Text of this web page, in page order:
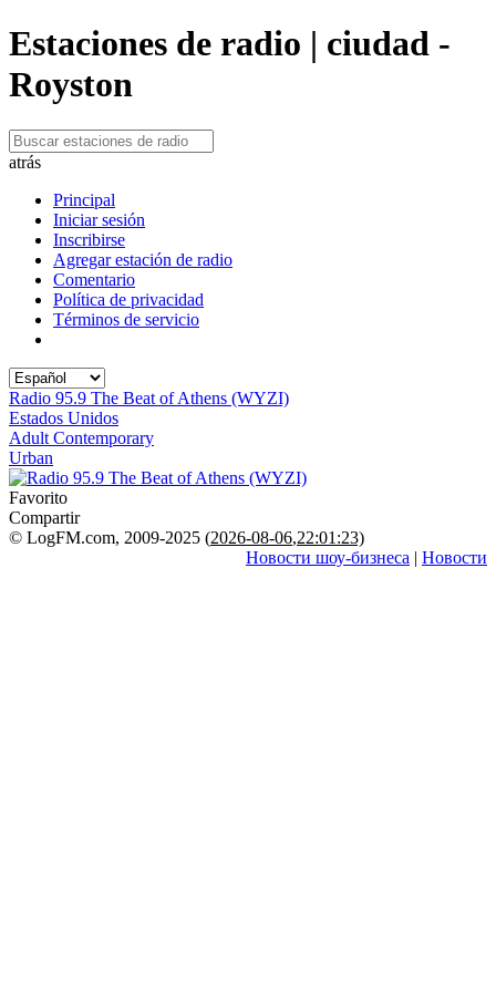
Estaciones de radio | ciudad -
Royston
atrás
Principal
Iniciar sesión
Inscribirse
Agregar estación de radio
Comentario
Política de privacidad
Términos de servicio
Radio 95.9 The Beat of Athens (WYZI)
Estados Unidos
Adult Contemporary
Urban
Favorito
Compartir
© LogFM.com, 2009-2025 (2026-08-06,22:01:23)
Новости шоу-бизнеса | Новости